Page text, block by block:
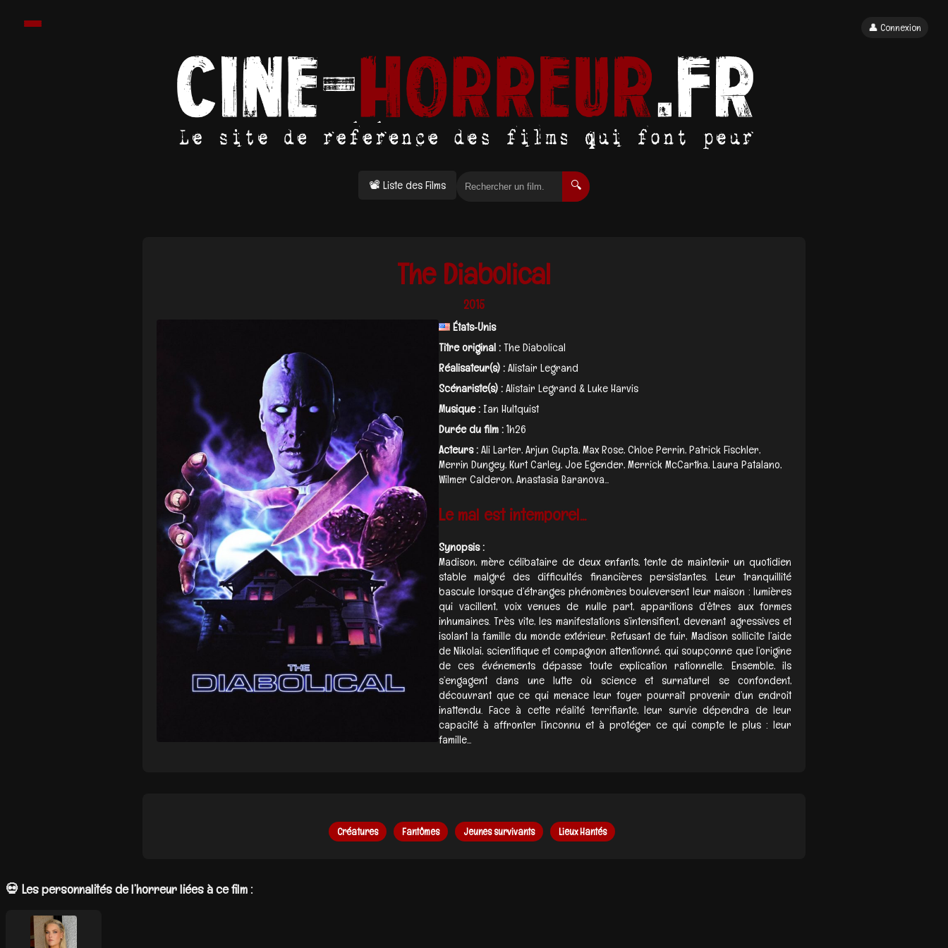
📽 Liste des Films 🔍
👤 Connexion
The Diabolical
2015
États‑Unis
Titre original :The Diabolical
Réalisateur(s) :Alistair Legrand
Scénariste(s) :Alistair Legrand & Luke Harvis
Musique : Ian Hultquist
Durée du film :1h26
Acteurs :Ali Larter, Arjun Gupta, Max Rose, Chloe Perrin, Patrick Fischler,
Merrin Dungey, Kurt Carley, Joe Egender, Merrick McCartha, Laura Patalano,
Wilmer Calderon, Anastasia Baranova...
Le mal est intemporel...
Synopsis :
Madison, mère célibataire de deux enfants, tente de maintenir un quotidien
stable malgré des difficultés financières persistantes. Leur tranquillité
bascule lorsque d’étranges phénomènes bouleversent leur maison : lumières
qui vacillent, voix venues de nulle part, apparitions d’êtres aux formes
inhumaines. Très vite, les manifestations s’intensifient, devenant agressives et
isolant la famille du monde extérieur. Refusant de fuir, Madison sollicite l’aide
de Nikolai, scientifique et compagnon attentionné, qui soupçonne que l’origine
de ces événements dépasse toute explication rationnelle. Ensemble, ils
s’engagent dans une lutte où science et surnaturel se confondent,
découvrant que ce qui menace leur foyer pourrait provenir d’un endroit
inattendu. Face à cette réalité terrifiante, leur survie dépendra de leur
capacité à affronter l’inconnu et à protéger ce qui compte le plus : leur
famille...
Créatures Fantômes Jeunes survivants Lieux Hantés
💀 Les personnalités de l’horreur liées à ce film :